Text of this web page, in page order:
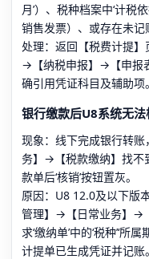
月’）、税种档案中‘计税
销售发票）、或存在未记
处理：返回【税费计提】
→【纳税申报】→【申报
确引用凭证科目及辅助项。
银行缴款后U8系统无
现象：线下完成银行转
务】→【税款缴纳】找不
款单后‘核销’按钮置灰。
原因：U8 12.0及以下版
管理】→【日常业务】→
求‘缴纳单’中的‘税种’‘所
计提单已生成凭证并记账。